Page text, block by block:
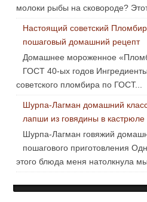
молоки рыбы на сковороде?
Настоящий советский
пошаговый домашний рецепт
Домашнее мороженное
ГОСТ 40-ых годов
советского пломбира по ГОСТ...
Шурпа-Лагман домашний
лапши из говядины в кастрюле
Шурпа-Лагман говяжий
пошагового приготовления
этого блюда меня натолкнула